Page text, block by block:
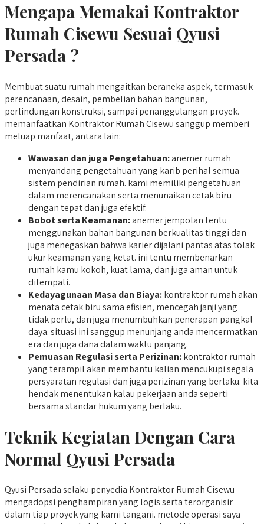
Mengapa Memakai Kontraktor
Rumah Cisewu Sesuai Qyusi
Persada ?
Membuat suatu rumah mengaitkan beraneka aspek, termasuk
perencanaan, desain, pembelian bahan bangunan,
perlindungan konstruksi, sampai penanggulangan proyek.
memanfaatkan Kontraktor Rumah Cisewu sanggup memberi
meluap manfaat, antara lain:
Wawasan dan juga Pengetahuan:anemer rumah
menyandang pengetahuan yang karib perihal semua
sistem pendirian rumah. kami memiliki pengetahuan
dalam merencanakan serta menunaikan cetak biru
dengan tepat dan juga efektif.
Bobot serta Keamanan:anemer jempolan tentu
menggunakan bahan bangunan berkualitas tinggi dan
juga menegaskan bahwa karier dijalani pantas atas tolak
ukur keamanan yang ketat. ini tentu membenarkan
rumah kamu kokoh, kuat lama, dan juga aman untuk
ditempati.
Kedayagunaan Masa dan Biaya:kontraktor rumah akan
menata cetak biru sama efisien, mencegah janji yang
tidak perlu, dan juga menumbuhkan penerapan pangkal
daya. situasi ini sanggup menunjang anda mencermatkan
era dan juga dana dalam waktu panjang.
Pemuasan Regulasi serta Perizinan:kontraktor rumah
yang terampil akan membantu kalian mencukupi segala
persyaratan regulasi dan juga perizinan yang berlaku. kita
hendak menentukan kalau pekerjaan anda seperti
bersama standar hukum yang berlaku.
Teknik Kegiatan Dengan Cara
Normal Qyusi Persada
Qyusi Persada selaku penyedia Kontraktor Rumah Cisewu
mengadopsi penghampiran yang logis serta terorganisir
dalam tiap proyek yang kami tangani. metode operasi saya